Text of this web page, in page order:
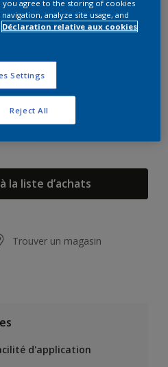
Changer de couleur
la liste d’achats
Trouver un magasin
d'application
you agree to the storing of cookies
analyze site usage, and
Déclaration relative aux cookies
Settings
Reject All